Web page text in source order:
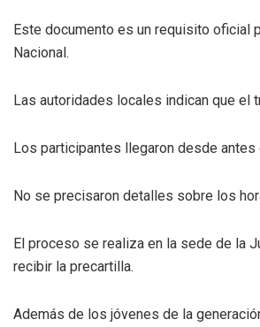
Este documento es un requisito oficial
Nacional.
Las autoridades locales indican que el
Los participantes llegaron desde
No se precisaron detalles sobre los
El proceso se realiza en la sede de la
recibir la precartilla.
Además de los jóvenes de la